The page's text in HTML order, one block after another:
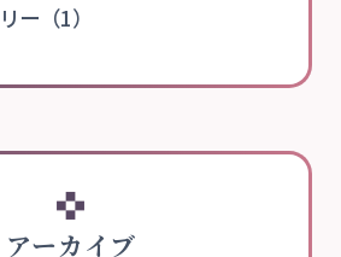
ー（1）
アーカイブ